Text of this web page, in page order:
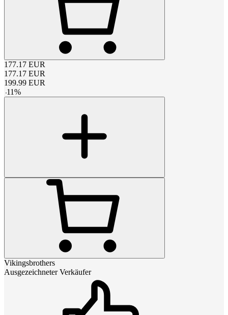
177.17 EUR
177.17 EUR
199.99 EUR
-11%
Vikingsbrothers
Ausgezeichneter Verkäufer